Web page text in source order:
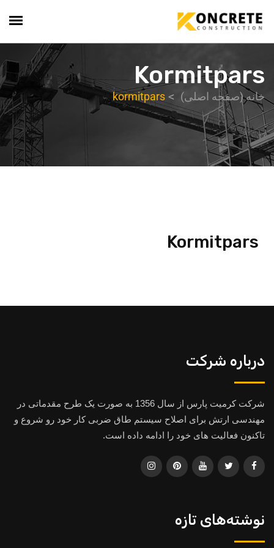
Kormitpars
خانه (صفحه اصلی) kormitpars
Kormitpars
درباره شرکت
شرکت کرمیت پارس از سال 1356 به صورت یک طرح مقدماتی در
مهندسی ارتش برای اصلاح سیستم طاق ضربی کار خود رو شروع و
تاکنون فعالیت های خود را ادامه داده است.
نوشته‌های تازه